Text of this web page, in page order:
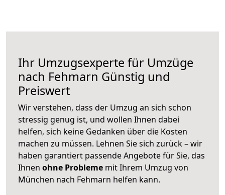
Ihr Umzugsexperte für Umzüge
nach Fehmarn Günstig und
Preiswert
Wir verstehen, dass der Umzug an sich schon
stressig genug ist, und wollen Ihnen dabei
helfen, sich keine Gedanken über die Kosten
machen zu müssen. Lehnen Sie sich zurück – wir
haben garantiert passende Angebote für Sie, das
Ihnen ohne Probleme mit Ihrem Umzug von
München nach Fehmarn helfen kann.